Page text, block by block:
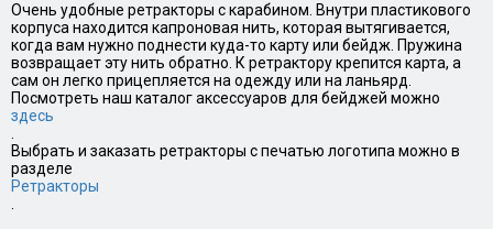
Очень удобные ретракторы с карабином. Внутри пластикового
корпуса находится капроновая нить, которая вытягивается,
когда вам нужно поднести куда-то карту или бейдж. Пружина
возвращает эту нить обратно. К ретрактору крепится карта, а
сам он легко прицепляется на одежду или на ланьярд.
Посмотреть наш каталог аксессуаров для бейджей можно
здесь
.
Выбрать и заказать ретракторы с печатью логотипа можно в
разделе
Ретракторы
.